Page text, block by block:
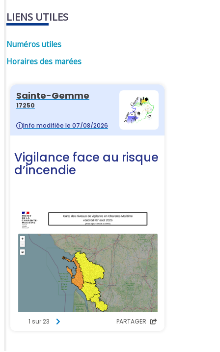
LIENS UTILES
Numéros utiles
Horaires des marées